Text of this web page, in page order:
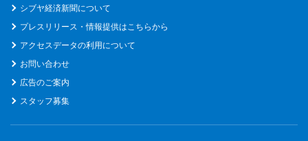
シブヤ経済新聞について
プレスリリース・情報提供はこちらから
アクセスデータの利用について
お問い合わせ
広告のご案内
スタッフ募集